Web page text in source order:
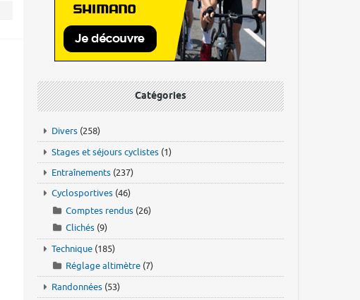
Catégories
Divers (258)
Stages et séjours cyclistes (1)
Entraînements (237)
Cyclosportives (46)
Comptes rendus (26)
Clichés (9)
Technique (185)
Réglage altimètre (7)
Randonnées (53)